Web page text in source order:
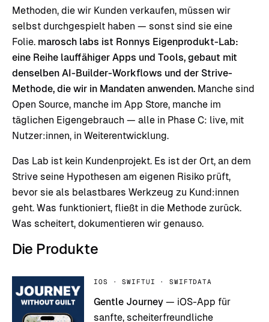
Methoden, die wir Kunden verkaufen, müssen wir
selbst durchgespielt haben — sonst sind sie eine
Folie. marosch labs ist Ronnys Eigenprodukt-Lab:
eine Reihe lauffähiger Apps und Tools, gebaut mit
denselben AI-Builder-Workflows und der Strive-
Methode, die wir in Mandaten anwenden. Manche sind
Open Source, manche im App Store, manche im
täglichen Eigengebrauch — alle in Phase C: live, mit
Nutzer:innen, in Weiterentwicklung.
Das Lab ist kein Kundenprojekt. Es ist der Ort, an dem
Strive seine Hypothesen am eigenen Risiko prüft,
bevor sie als belastbares Werkzeug zu Kund:innen
geht. Was funktioniert, fließt in die Methode zurück.
Was scheitert, dokumentieren wir genauso.
Die Produkte
IOS · SWIFTUI · SWIFTDATA
Gentle Journey — iOS-App für
sanfte, scheiterfreundliche